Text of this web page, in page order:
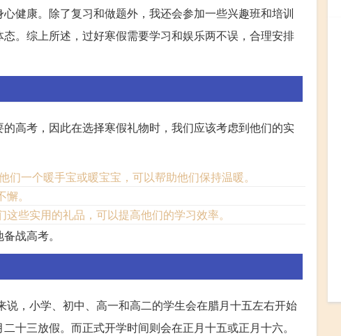
健康。除了复习和做题外，我还会参加一些兴趣班和培训
。综上所述，过好寒假需要学习和娱乐两不误，合理安排
高考，因此在选择寒假礼物时，我们应该考虑到他们的实
一个暖手宝或暖宝宝，可以帮助他们保持温暖。
。
些实用的礼品，可以提高他们的学习效率。
战高考。
，小学、初中、高一和高二的学生会在腊月十五左右开始
十三放假。而正式开学时间则会在正月十五或正月十六。